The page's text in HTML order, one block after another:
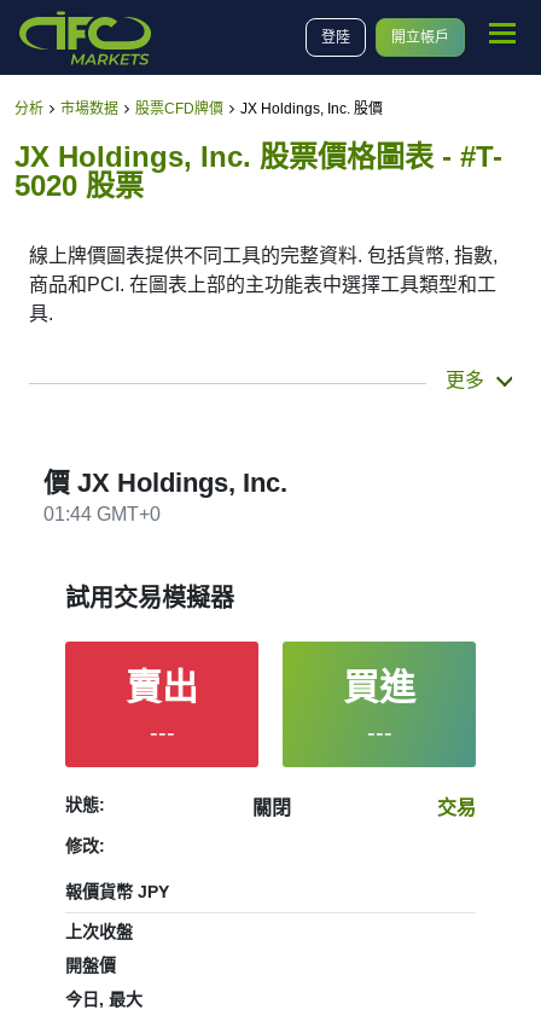
登陸 開立帳戶
分析 市場数据 股票CFD牌價 JX Holdings, Inc. 股價
JX Holdings, Inc. 股票價格圖表 - #T-
5020 股票
線上牌價圖表提供不同工具的完整資料. 包括貨幣, 指數,
商品和PCI. 在圖表上部的主功能表中選擇工具類型和工
具.
您也可以選擇不同的時間段(從分鐘到星期). 可以看到當
更多
價 JX Holdings, Inc.
01:44 GMT+0
試用交易模擬器
賣出
---
買進
---
狀態: 關閉 交易
修改:
報價貨幣 JPY
上次收盤
開盤價
今日, 最大